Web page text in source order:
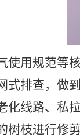
使用规范等
式排查，做
化线路、私
树枝进行修